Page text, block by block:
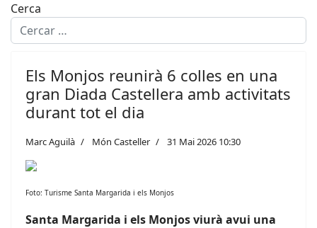
Cerca
Els Monjos reunirà 6 colles en una
gran Diada Castellera amb activitats
durant tot el dia
Marc Aguilà Món Casteller 31 Mai 2026 10:30
Foto: Turisme Santa Margarida i els Monjos
Santa Margarida i els Monjos viurà avui una